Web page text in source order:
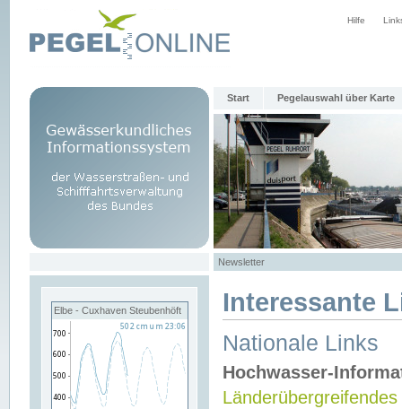
Hilfe
Start Pegelauswahl über Karte
Newsletter
Elbe - Cuxhaven Steubenhöft Interessante
Nationale Links
Hochwasser-